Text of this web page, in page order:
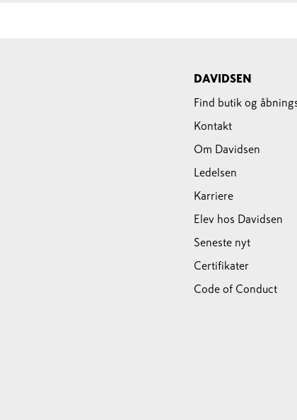
DAVIDSEN
Find butik og
Kontakt
Om Davidsen
Ledelsen
Karriere
Elev hos Davidsen
Seneste nyt
Certifikater
Code of Conduct